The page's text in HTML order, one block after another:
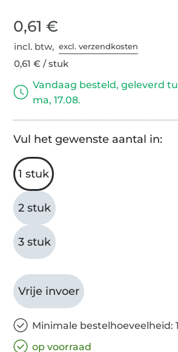
0,61 €
incl. btw,excl. verzendkosten
0,61 € / stuk
Vandaag besteld, geleverd
ma, 17.08.
Vul het gewenste aantal in:
1 stuk
2 stuk
3 stuk
Vrije invoer
Minimale bestelhoeveelheid:
op voorraad